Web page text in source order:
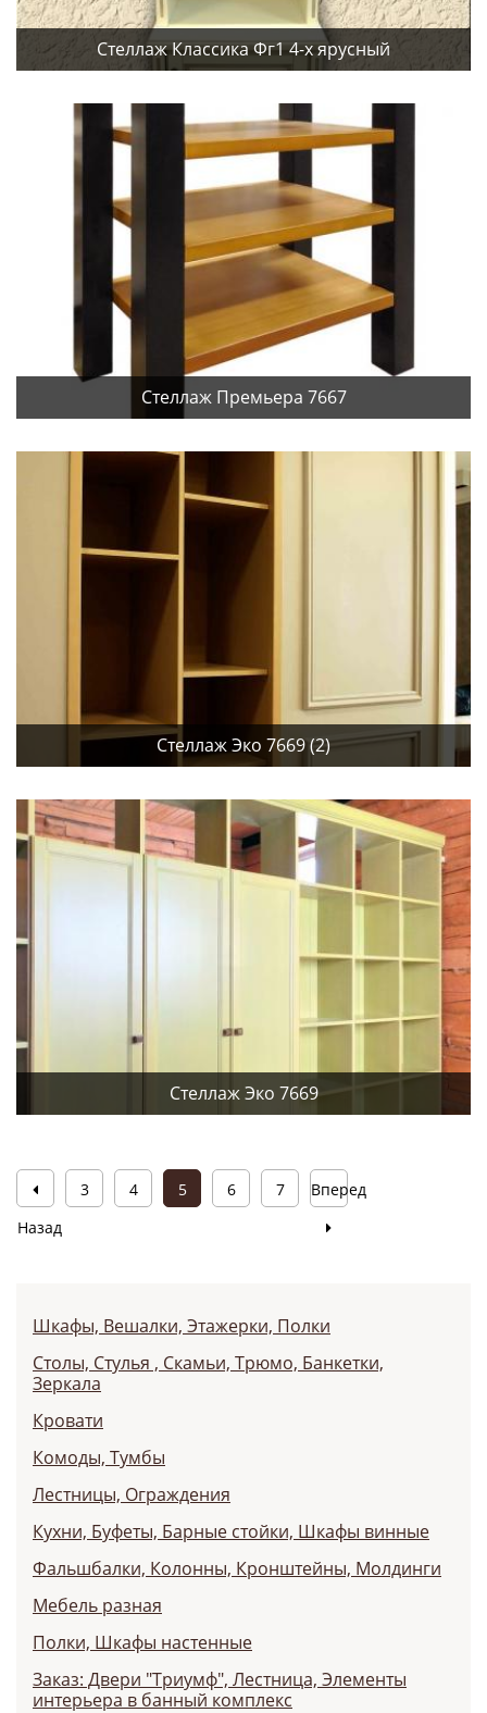
Стеллаж Классика Фг1 4-х ярусный
Стеллаж Премьера 7667
Стеллаж Эко 7669 (2)
Стеллаж Эко 7669
Назад
3 4 5 6 7 Вперед
Шкафы, Вешалки, Этажерки, Полки
Столы, Cтулья , Cкамьи, Трюмо, Банкетки,
Зеркала
Кровати
Комоды, Тумбы
Лестницы, Ограждения
Кухни, Буфеты, Барные стойки, Шкафы винные
Фальшбалки, Колонны, Кронштейны, Молдинги
Мебель разная
Полки, Шкафы настенные
Заказ: Двери "Триумф", Лестница, Элементы
интерьера в банный комплекс